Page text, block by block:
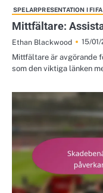
SPELARPRESENTATION I
Mittfältare:
Ethan Blackwood
15/
Mittfältare är avgörande
som den viktiga länken